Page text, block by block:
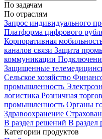
По задачам
По отраслям
Запрос индивидуального
Платформа цифрового
Корпоративная
каналов связи Защита
коммуникации
Защищенные
Сельское хозяйство
промышленность
логистика Розничная
промышленность Органы
Здравоохранение
В раздел решений В раздел
Категории продуктов